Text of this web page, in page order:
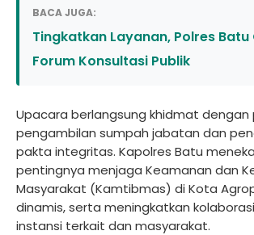
BACA JUGA:
Tingkatkan Layanan, Polres Batu
Forum Konsultasi Publik
Upacara berlangsung khidmat dengan
pengambilan sumpah jabatan dan
pakta integritas. Kapolres Batu
pentingnya menjaga Keamanan dan
Masyarakat (Kamtibmas) di Kota
dinamis, serta meningkatkan
instansi terkait dan masyarakat.